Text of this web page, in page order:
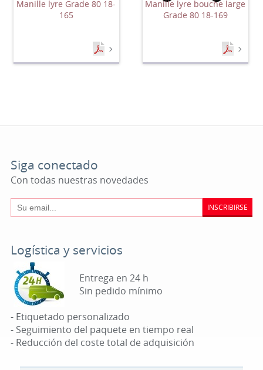
Manille lyre Grade 80 18-
165
Manille lyre bouche large
Grade 80 18-169
Siga conectado
Con todas nuestras novedades
INSCRIBIRSE
Logística y servicios
Entrega en 24 h
Sin pedido mínimo
- Etiquetado personalizado
- Seguimiento del paquete en tiempo real
- Reducción del coste total de adquisición